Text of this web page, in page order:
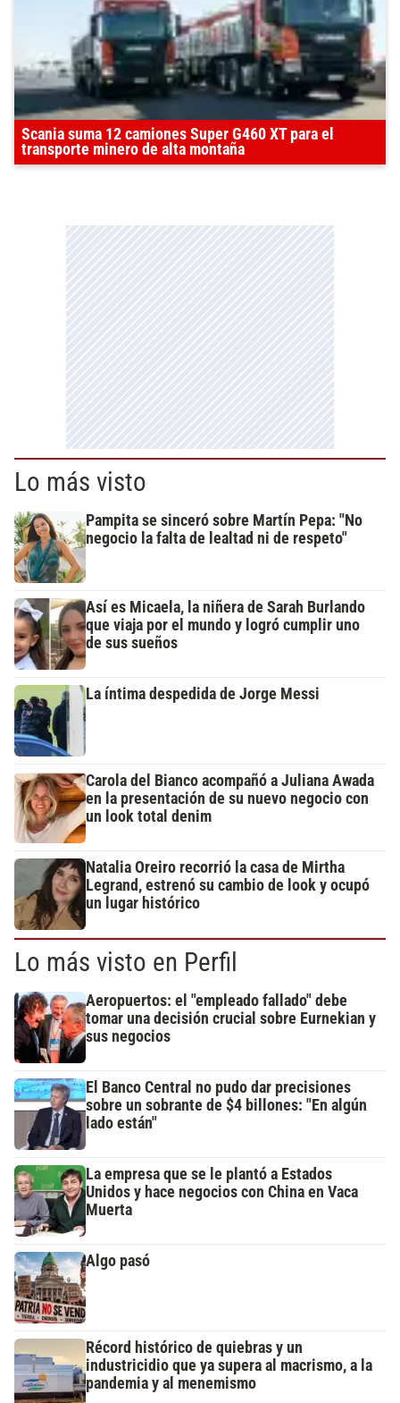
Scania suma 12 camiones Super G460 XT para el
transporte minero de alta montaña
Lo más visto
Pampita se sinceró sobre Martín Pepa: "No
negocio la falta de lealtad ni de respeto"
Así es Micaela, la niñera de Sarah Burlando
que viaja por el mundo y logró cumplir uno
de sus sueños
La íntima despedida de Jorge Messi
Carola del Bianco acompañó a Juliana Awada
en la presentación de su nuevo negocio con
un look total denim
Natalia Oreiro recorrió la casa de Mirtha
Legrand, estrenó su cambio de look y ocupó
un lugar histórico
Lo más visto en Perfil
Aeropuertos: el "empleado fallado" debe
tomar una decisión crucial sobre Eurnekian y
sus negocios
El Banco Central no pudo dar precisiones
sobre un sobrante de $4 billones: "En algún
lado están"
La empresa que se le plantó a Estados
Unidos y hace negocios con China en Vaca
Muerta
Algo pasó
Récord histórico de quiebras y un
industricidio que ya supera al macrismo, a la
pandemia y al menemismo